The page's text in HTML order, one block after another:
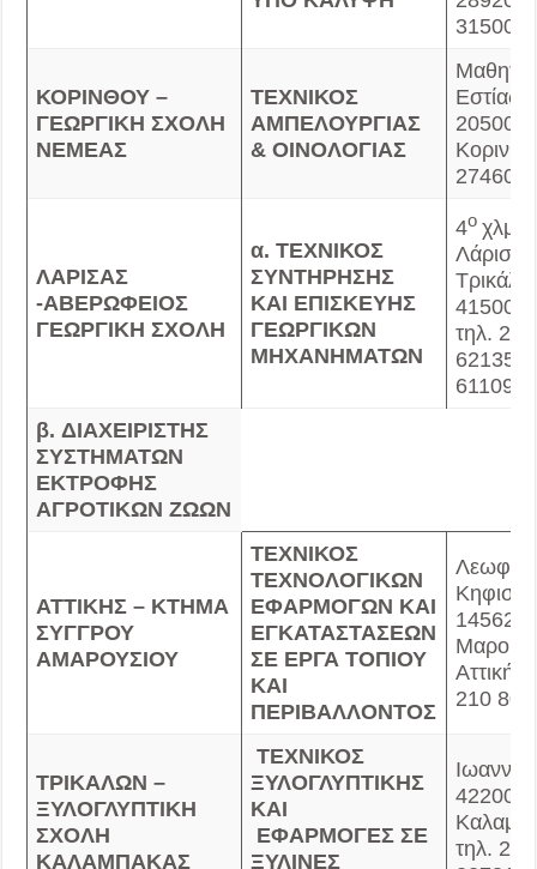
31500
ΚΟΡΙΝΘΟΥ –
ΓΕΩΡΓΙΚΗ ΣΧΟΛΗ
ΝΕΜΕΑΣ
ΤΕΧΝΙΚΟΣ
ΑΜΠΕΛΟΥΡΓΙΑΣ
& ΟΙΝΟΛΟΓΙΑΣ
Εστίας
20500,
27460
ΛΑΡΙΣΑΣ
-ΑΒΕΡΩΦΕΙΟΣ
ΓΕΩΡΓΙΚΗ ΣΧΟΛΗ
α. ΤΕΧΝΙΚΟΣ
ΣΥΝΤΗΡΗΣΗΣ
ΚΑΙ ΕΠΙΣΚΕΥΗΣ
ΓΕΩΡΓΙΚΩΝ
ΜΗΧΑΝΗΜΑΤΩΝ
4οχλμ
41500,
τηλ.
621353,
611092
β. ΔΙΑΧΕΙΡΙΣΤΗΣ
ΣΥΣΤΗΜΑΤΩΝ
ΕΚΤΡΟΦΗΣ
ΑΓΡΟΤΙΚΩΝ ΖΩΩΝ
ΑΤΤΙΚΗΣ – ΚΤΗΜΑ
ΣΥΓΓΡΟΥ
ΑΜΑΡΟΥΣΙΟΥ
ΤΕΧΝΙΚΟΣ
ΤΕΧΝΟΛΟΓΙΚΩΝ
ΕΦΑΡΜΟΓΩΝ ΚΑΙ
ΕΓΚΑΤΑΣΤΑΣΕΩΝ
ΣΕ ΕΡΓΑ ΤΟΠΙΟΥ
ΚΑΙ
ΠΕΡΙΒΑΛΛΟΝΤΟΣ
Λεωφ.
14562,
Αττικής
210
ΤΡΙΚΑΛΩΝ –
ΞΥΛΟΓΛΥΠΤΙΚΗ
ΣΧΟΛΗ
ΚΑΛΑΜΠΑΚΑΣ
ΤΕΧΝΙΚΟΣ
ΞΥΛΟΓΛΥΠΤΙΚΗΣ
ΚΑΙ
ΕΦΑΡΜΟΓΕΣ ΣΕ
ΞΥΛΙΝΕΣ
42200,
τηλ.